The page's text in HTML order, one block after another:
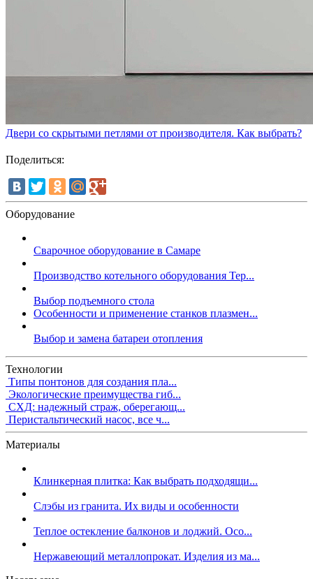
Двери со скрытыми петлями от производителя. Как выбрать?
Поделиться:
Оборудование
Сварочное оборудование в Самаре
Производство котельного оборудования Тер...
Выбор подъемного стола
Особенности и применение станков плазмен...
Выбор и замена батареи отопления
Технологии
Типы понтонов для создания пла...
Экологические преимущества гиб...
СХД: надежный страж, оберегающ...
Перистальтический насос, все ч...
Материалы
Клинкерная плитка: Как выбрать подходящи...
Слэбы из гранита. Их виды и особенности
Теплое остекление балконов и лоджий. Осо...
Нержавеющий металлопрокат. Изделия из ма...